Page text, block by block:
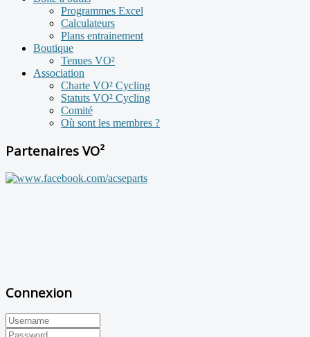
Programmes Excel
Calculateurs
Plans entrainement
Boutique
Tenues VO²
Association
Charte VO² Cycling
Statuts VO² Cycling
Comité
Où sont les membres ?
Partenaires VO²
Connexion